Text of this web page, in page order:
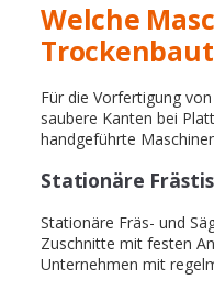
Welche
Für die Vorfertigung
saubere Kanten bei
handgeführte
Stationäre
Stationäre Fräs- und
Zuschnitte mit festen
Unternehmen mit